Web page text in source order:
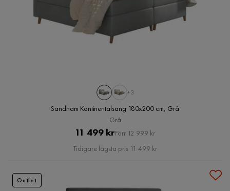
+3
Sandham Kontinentalsäng 180x200 cm, Grå
Grå
Pris
11 499 krOriginal
Pris
Förr 12 999 kr
Tidigare lägsta pris 11 499 kr
Outlet